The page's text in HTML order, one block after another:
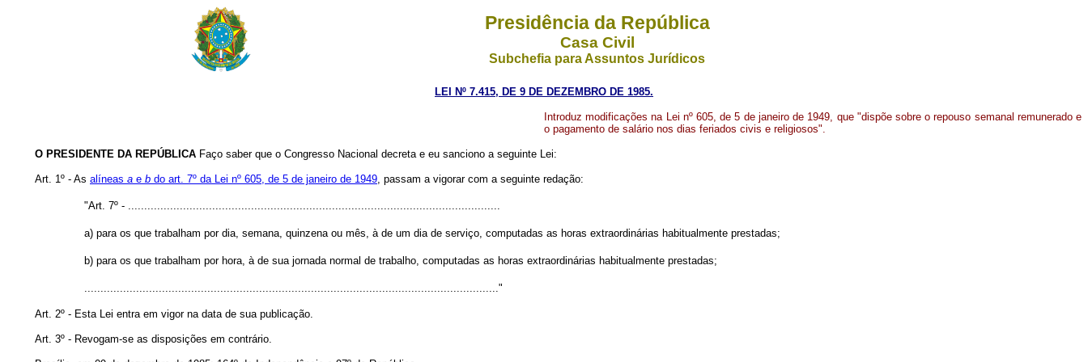
Presidência da República
Casa Civil
Subchefia para Assuntos Jurídicos
LEI Nº 7.415, DE 9 DE DEZEMBRO DE 1985.
Introduz modificações na Lei nº 605, de 5 de janeiro de 1949, que "dispõe sobre o repouso semanal remunerado e
o pagamento de salário nos dias feriados civis e religiosos".
O PRESIDENTE DA REPÚBLICA Faço saber que o Congresso Nacional decreta e eu sanciono a seguinte Lei:
Art. 1º - As alíneas a e b do art. 7º da Lei nº 605, de 5 de janeiro de 1949, passam a vigorar com a seguinte redação:
"Art. 7º - ...................................................................................................................
a) para os que trabalham por dia, semana, quinzena ou mês, à de um dia de serviço, computadas as horas extraordinárias habitualmente prestadas;
b) para os que trabalham por hora, à de sua jornada normal de trabalho, computadas as horas extraordinárias habitualmente prestadas;
................................................................................................................................"
Art. 2º - Esta Lei entra em vigor na data de sua publicação.
Art. 3º - Revogam-se as disposições em contrário.